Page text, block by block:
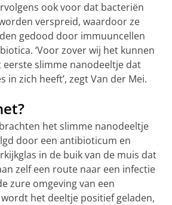
ook voor dat bacteriën
verspreid, waardoor ze
gedood door immuuncellen
‘Voor zover wij het kunnen
eerste slimme nanodeeltje dat
in zich heeft’, zegt Van der Mei.
het slimme nanodeeltje
door een antibioticum en
in de buik van de muis dat
zelf een route naar een infectie
zure omgeving van een
het deeltje positief geladen,